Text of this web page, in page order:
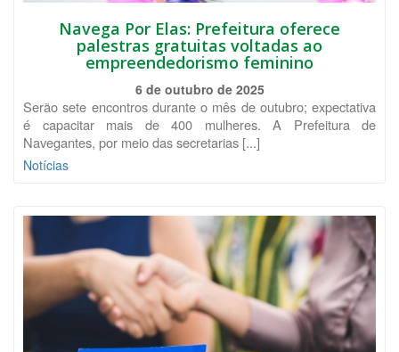
Navega Por Elas: Prefeitura oferece
palestras gratuitas voltadas ao
empreendedorismo feminino
6 de outubro de 2025
Serão sete encontros durante o mês de outubro; expectativa
é capacitar mais de 400 mulheres. A Prefeitura de
Navegantes, por meio das secretarias [...]
Notícias